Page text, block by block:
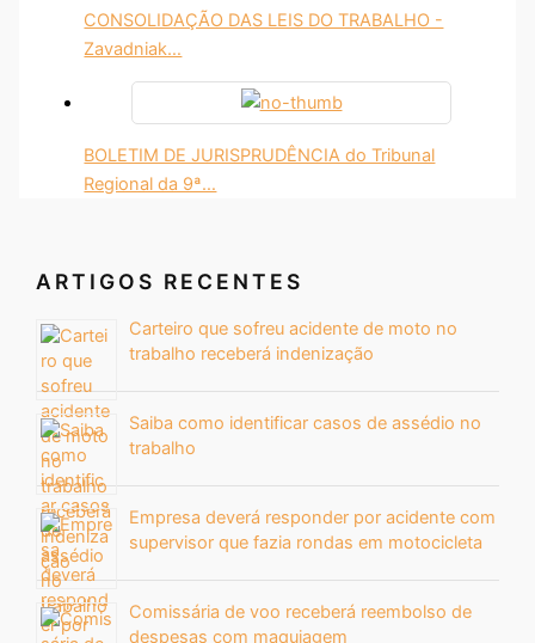
CONSOLIDAÇÃO DAS LEIS DO TRABALHO -
Zavadniak…
BOLETIM DE JURISPRUDÊNCIA do Tribunal
Regional da 9ª…
ARTIGOS RECENTES
Carteiro que sofreu acidente de moto no
trabalho receberá indenização
Saiba como identificar casos de assédio no
trabalho
Empresa deverá responder por acidente com
supervisor que fazia rondas em motocicleta
Comissária de voo receberá reembolso de
despesas com maquiagem